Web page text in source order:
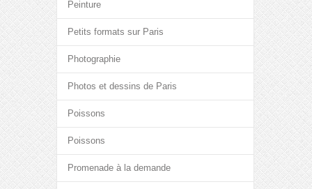
Peinture
Petits formats sur Paris
Photographie
Photos et dessins de Paris
Poissons
Poissons
Promenade à la demande